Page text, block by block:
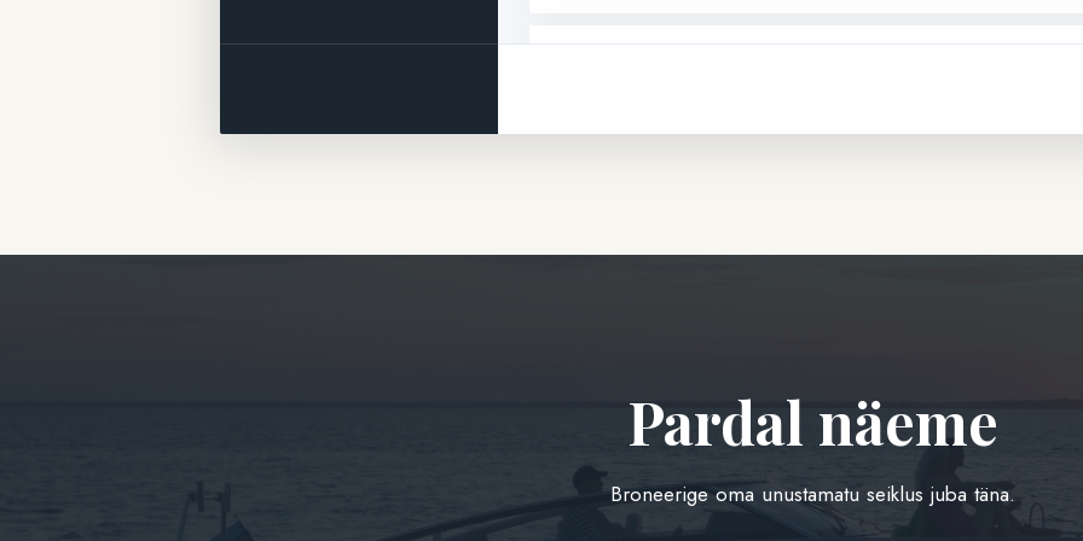
Hind kokkuleppel
Pardal näeme
Broneerige oma unustamatu seiklus juba täna.